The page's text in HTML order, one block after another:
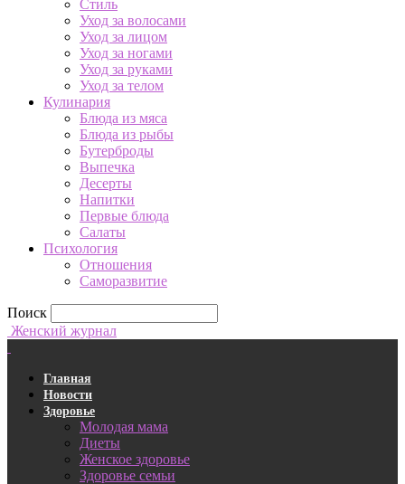
Стиль
Уход за волосами
Уход за лицом
Уход за ногами
Уход за руками
Уход за телом
Кулинария
Блюда из мяса
Блюда из рыбы
Бутерброды
Выпечка
Десерты
Напитки
Первые блюда
Салаты
Психология
Отношения
Саморазвитие
Поиск
Женский журнал
Главная
Новости
Здоровье
Молодая мама
Диеты
Женское здоровье
Здоровье семьи